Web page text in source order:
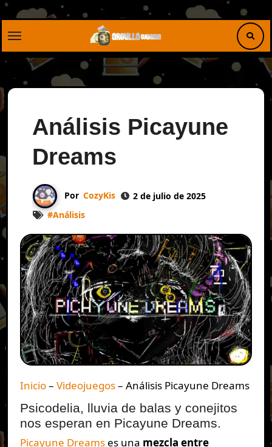
Saltar
Análisis Picayune
Dreams
Por CozyKis
2 de julio de 2025
#Análisis
Inicio– Videojuegos– Análisis Picayune Dreams
Psicodelia, lluvia de balas y conejitos
nos esperan en Picayune Dreams.
Picayune Dreamses una mezcla entre